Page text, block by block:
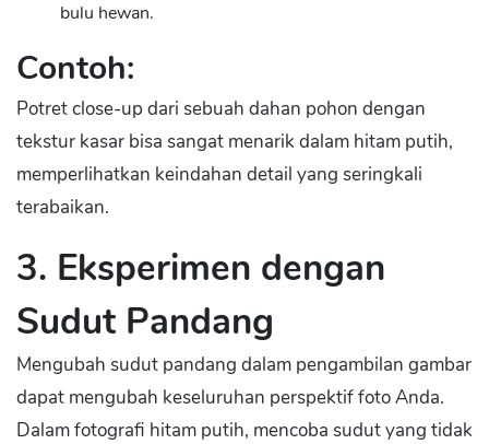
bulu hewan.
Contoh:
Potret close-up dari sebuah dahan pohon dengan
tekstur kasar bisa sangat menarik dalam hitam putih,
memperlihatkan keindahan detail yang seringkali
terabaikan.
3. Eksperimen dengan
Sudut Pandang
Mengubah sudut pandang dalam pengambilan gambar
dapat mengubah keseluruhan perspektif foto Anda.
Dalam fotografi hitam putih, mencoba sudut yang tidak